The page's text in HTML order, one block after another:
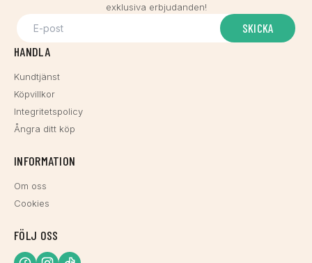
exklusiva erbjudanden!
SKICKA
HANDLA
Kundtjänst
Köpvillkor
Integritetspolicy
Ångra ditt köp
INFORMATION
Om oss
Cookies
FÖLJ OSS